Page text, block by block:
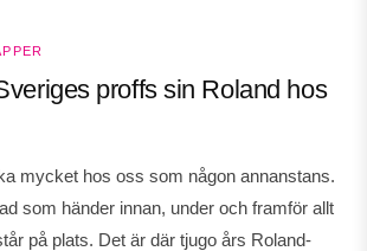
proffs sin Roland hos
mycket hos oss som någon annanstans.
som händer innan, under och framför allt
på plats. Det är där tjugo års Roland-